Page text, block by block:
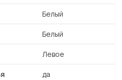
Белый
Белый
Левое
да